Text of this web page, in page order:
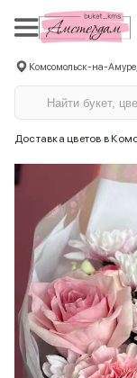
Комсомольск-на-
Доставка цветов в